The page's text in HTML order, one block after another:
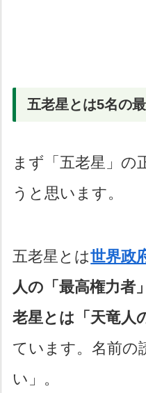
五老星とは5名の
まず「五老星」の
うと思います。
五老星とは世界政
人の「最高権力者
老星とは「天竜人
ています。名前の
い」。